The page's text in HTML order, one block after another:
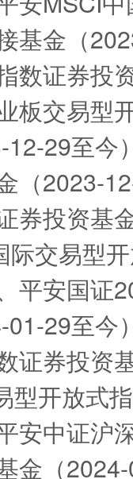
基金（
数证券投
板交易型
12-29至
（2023-
券投资基
际交易型
平安国证
01-29至
证券投资
型开放式
安中证沪
金（